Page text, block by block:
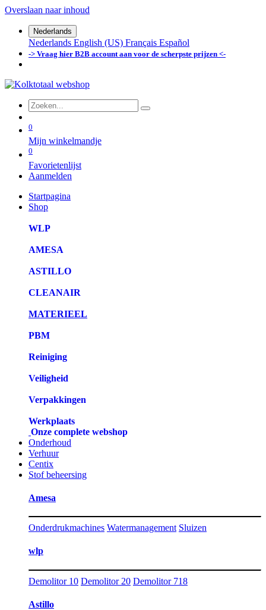
Overslaan naar inhoud
Nederlands
Nederlands English (US) Français Español
-> Vraag hier B2B account aan voor de scherpste prijzen <-
0
Mijn winkelmandje
0
Favorietenlijst
Aanmelden
Startpagina
Shop
WLP
AMESA
ASTILLO
CLEANAIR
MATERIEEL
PBM
Reiniging
Veiligheid
Verpakkingen
Werkplaats
Onze complete webshop
Onderhoud
Verhuur
Centix
Stof beheersing
Amesa
Onderdrukmachines Watermanagement Sluizen
wlp
Demolitor 10 Demolitor 20 Demolitor 718
Astillo